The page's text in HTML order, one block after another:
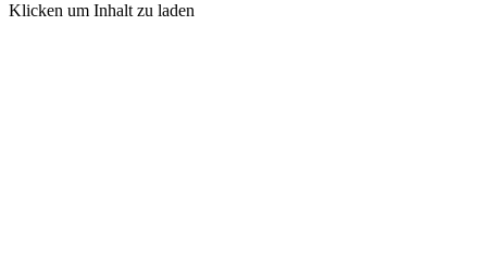
Klicken um Inhalt zu laden